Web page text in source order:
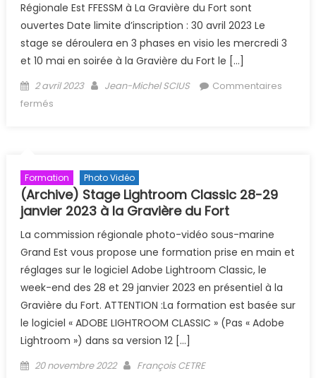
Régionale Est FFESSM à La Gravière du Fort sont
ouvertes Date limite d’inscription : 30 avril 2023 Le
stage se déroulera en 3 phases en visio les mercredi 3
et 10 mai en soirée à la Gravière du Fort le […]
Posted on
2 avril 2023 Author
Jean-Michel SCIUS
Commentaires
fermés
Formation Photo Vidéo
(Archive) Stage Lightroom Classic 28-29
janvier 2023 à la Gravière du Fort
La commission régionale photo-vidéo sous-marine
Grand Est vous propose une formation prise en main et
réglages sur le logiciel Adobe Lightroom Classic, le
week-end des 28 et 29 janvier 2023 en présentiel à la
Gravière du Fort. ATTENTION :La formation est basée sur
le logiciel « ADOBE LIGHTROOM CLASSIC » (Pas « Adobe
Lightroom ») dans sa version 12 […]
Posted on
20 novembre 2022 Author
François CETRE